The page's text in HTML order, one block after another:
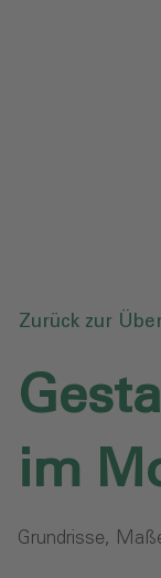
Zurück zur
im
Grundrisse,